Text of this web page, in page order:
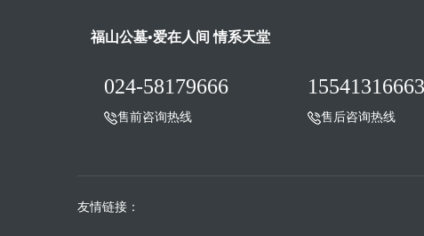
福山公墓•爱在人间 情系天堂
024-58179666
售前咨询热线
15541316663
售后咨询热线
友情链接：